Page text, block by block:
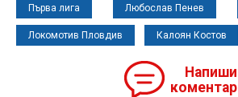
Първа лига Любослав Пенев
Локомотив Пловдив Калоян Костов
Напиши
коментар